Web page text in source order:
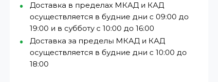
Доставка в пределах МКАД и КАД
осуществляется в будние дни с 09:00 до
19:00 и в субботу с 10:00 до 16:00
Доставка за пределы МКАД и КАД
осуществляется в будние дни с 10:00 до
18:00